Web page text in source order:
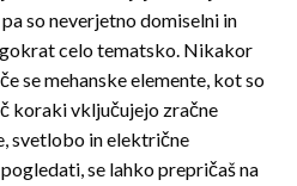
so neverjetno domiselni in
celo tematsko. Nikakor
se me­hanske elemente, kot so
koraki vključujejo zračne
svetlobo in električne
se lahko prepričaš na